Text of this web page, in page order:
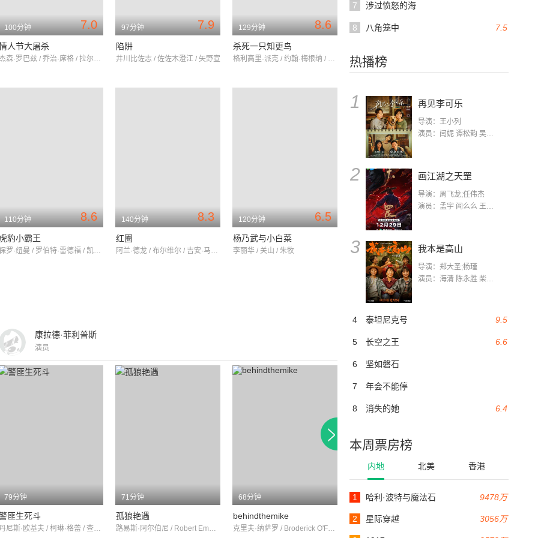
7 涉过愤怒的海
7.5
8 八角笼中
热播榜
1 再见李可乐
导演：王小列
演员：闫妮 谭松韵 吴京 蒋龙 赵小棠 冯雷 李虎城 平安 小七 小可乐
2 画江湖之天罡
导演：周飞龙;任伟杰
演员：孟宇 阎么么 王凯 郭政建 阎萌萌 杨默 高枫 齐斯伽 刘芊含 马程
3 我本是高山
导演：郑大圣;杨瑾
演员：海清 陈永胜 柴烨 王玥婷 万国鹏 美朵达瓦 赵瑞婷 罗解艳 郭莉娜 潘家艳
9.5
4 泰坦尼克号
6.6
5 长空之王
6 坚如磐石
7 年会不能停
6.4
8 消失的她
本周票房榜
内地 北美 香港
9478万
1 哈利·波特与魔法石
3056万
2 星际穿越
7.0
100分钟
人节大屠杀
杰森·罗巴兹 / 乔治·席格 / 拉尔夫·米克
7.9
97分钟
陷阱
井川比佐志 / 佐佐木澄江 / 矢野宣
8.6
129分钟
杀死一只知更鸟
格利高里·派克 / 约翰·梅根纳 / 弗兰克·奥弗顿
8.6
110分钟
虎豹小霸王
保罗·纽曼 / 罗伯特·雷德福 / 凯瑟琳·罗斯
8.3
140分钟
红圈
阿兰·德龙 / 布尔维尔 / 吉安·马里亚·沃隆特
6.5
120分钟
杨乃武与小白菜
李丽华 / 关山 / 朱牧
康拉德·菲利普斯
演员
79分钟
匪生死斗
丹尼斯·欧基夫 / 柯琳·格蕾 / 查尔斯·温宁格
71分钟
孤狼艳遇
路易斯·阿尔伯尼 / Robert Emmett Keane / George McKay
68分钟
behindthemike
克里夫·纳萨罗 / Broderick O'Farrell / Lee Prather
cafehostess
79分钟
绿林生死战